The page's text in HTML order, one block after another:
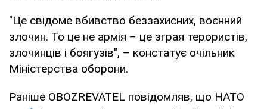
"Це свідоме вбивство беззахисних, воєнний
злочин. То це не армія – це зграя терористів,
злочинців і боягузів", – констатує очільник
Міністерства оборони.
Раніше OBOZREVATEL повідомляв, що НАТО